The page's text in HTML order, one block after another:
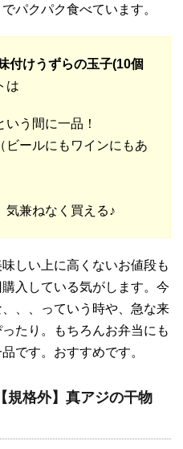
パクパク食べています。
付けうずらの玉子(10個
は
う間に一品！
ビールにもワインにもあ
気兼ねなく買える♪
しい上に高くないお値段も
入している気がします。今
、、っていう時や、急な来
たり。もちろんお弁当にも
です。おすすめです。
規格外】真アジの干物